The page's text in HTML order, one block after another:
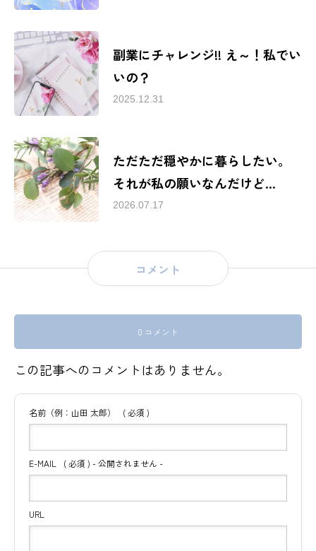
副業にチャレンジ!! え～！私でい
いの？
2025.12.31
ただただ穏やかに暮らしたい。
それが私の願いなんだけど…
2026.07.17
コメント
0 コメント
この記事へのコメントはありません。
名前（例：山田 太郎） ( 必須 )
E-MAIL ( 必須 ) - 公開されません -
URL